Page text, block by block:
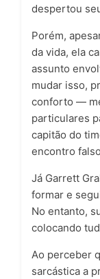
despertou
Porém,
da vida, ela
assunto
mudar isso,
conforto —
particulares
capitão do
encontro
Já Garrett
formar e
No entanto,
colocando
Ao perceber
sarcástica a